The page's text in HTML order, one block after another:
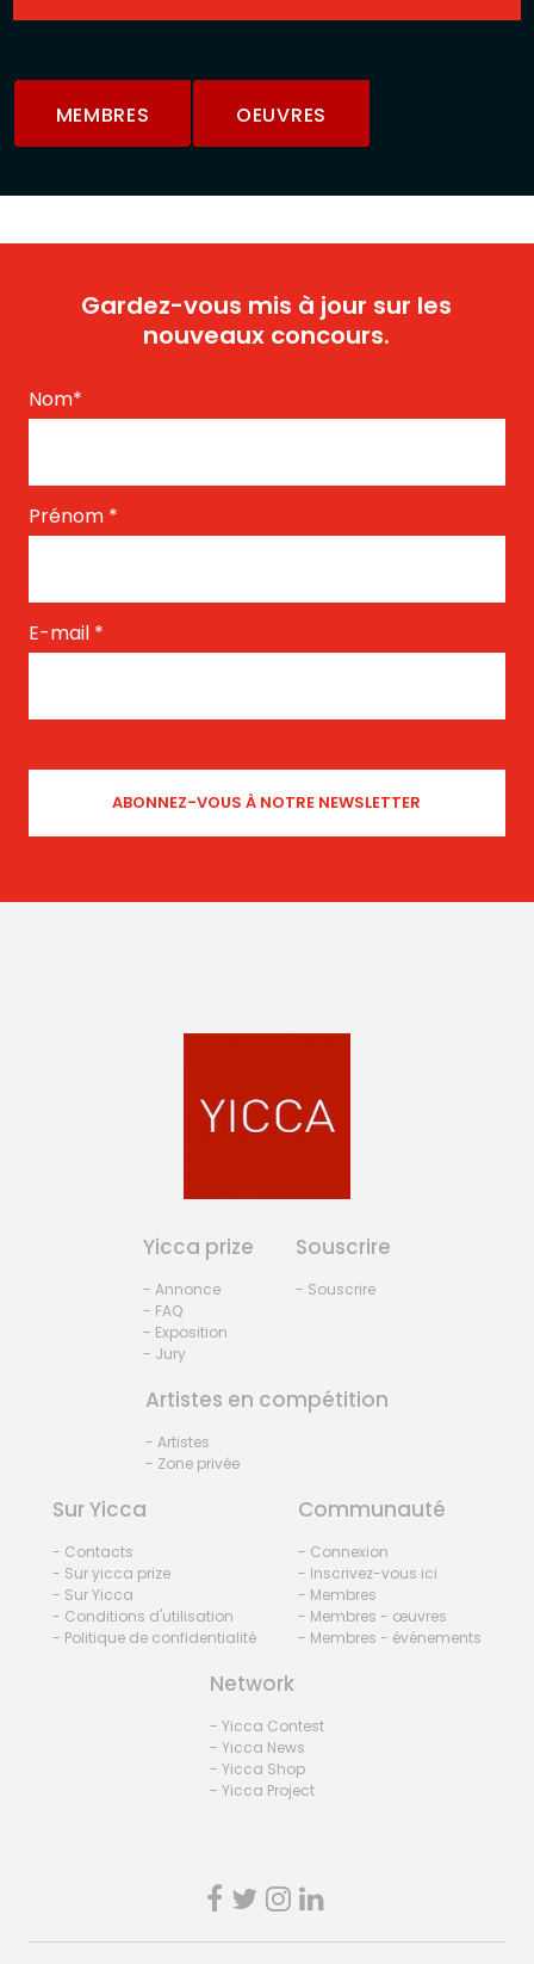
MEMBRES OEUVRES
Gardez-vous mis à jour sur les
nouveaux concours.
Nom*
Prénom *
E-mail *
Yicca prize
- Annonce
- FAQ
- Exposition
- Jury
Souscrire
- Souscrire
Artistes en compétition
- Artistes
- Zone privée
Sur Yicca
- Contacts
- Sur yicca prize
- Sur Yicca
- Conditions d'utilisation
- Politique de confidentialité
Communauté
- Connexion
- Inscrivez-vous ici
- Membres
- Membres - œuvres
- Membres - événements
Network
- Yicca Contest
- Yicca News
- Yicca Shop
- Yicca Project